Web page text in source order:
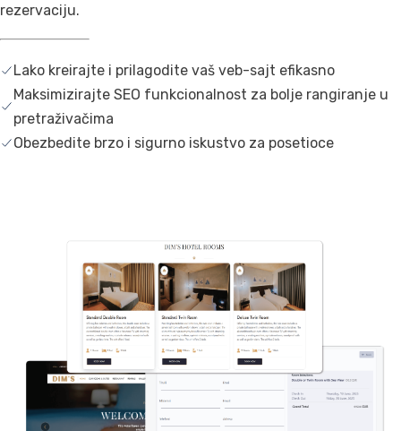
rezervaciju.
Lako kreirajte i prilagodite vaš veb-sajt efikasno
Maksimizirajte SEO funkcionalnost za bolje rangiranje u
pretraživačima
Obezbedite brzo i sigurno iskustvo za posetioce